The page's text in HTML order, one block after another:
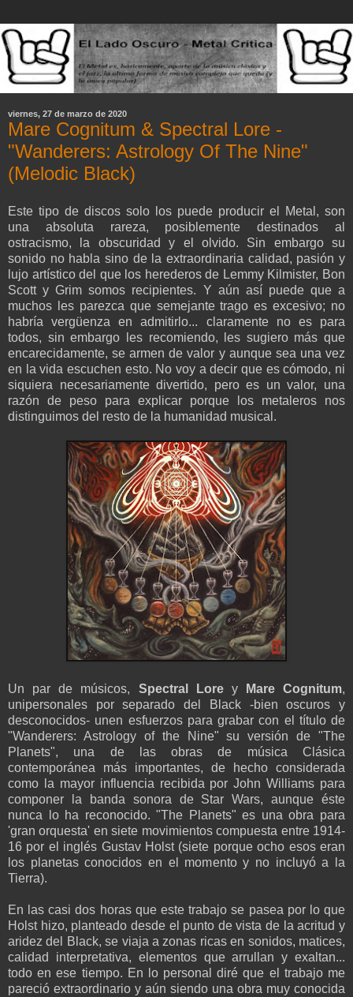
viernes, 27 de marzo de 2020
Mare Cognitum & Spectral Lore -
"Wanderers: Astrology Of The Nine"
(Melodic Black)
Este tipo de discos solo los puede producir el Metal, son
una absoluta rareza, posiblemente destinados al
ostracismo, la obscuridad y el olvido. Sin embargo su
sonido no habla sino de la extraordinaria calidad, pasión y
lujo artístico del que los herederos de Lemmy Kilmister, Bon
Scott y Grim somos recipientes. Y aún así puede que a
muchos les parezca que semejante trago es excesivo; no
habría vergüenza en admitirlo... claramente no es para
todos, sin embargo les recomiendo, les sugiero más que
encarecidamente, se armen de valor y aunque sea una vez
en la vida escuchen esto. No voy a decir que es cómodo, ni
siquiera necesariamente divertido, pero es un valor, una
razón de peso para explicar porque los metaleros nos
distinguimos del resto de la humanidad musical.
Un par de músicos, Spectral Lorey Mare Cognitum,
unipersonales por separado del Black -bien oscuros y
desconocidos- unen esfuerzos para grabar con el título de
"Wanderers: Astrology of the Nine" su versión de "The
Planets", una de las obras de música Clásica
contemporánea más importantes, de hecho considerada
como la mayor influencia recibida por John Williams para
componer la banda sonora de Star Wars, aunque éste
nunca lo ha reconocido. "The Planets" es una obra para
'gran orquesta' en siete movimientos compuesta entre 1914-
16 por el inglés Gustav Holst (siete porque ocho esos eran
los planetas conocidos en el momento y no incluyó a la
Tierra).
En las casi dos horas que este trabajo se pasea por lo que
Holst hizo, planteado desde el punto de vista de la acritud y
aridez del Black, se viaja a zonas ricas en sonidos, matices,
calidad interpretativa, elementos que arrullan y exaltan...
todo en ese tiempo. En lo personal diré que el trabajo me
pareció extraordinario y aún siendo una obra muy conocida